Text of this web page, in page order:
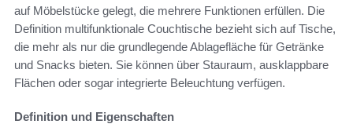
auf Möbelstücke gelegt, die mehrere Funktionen erfüllen. Die
Definition multifunktionale Couchtische bezieht sich auf Tische,
die mehr als nur die grundlegende Ablagefläche für Getränke
und Snacks bieten. Sie können über Stauraum, ausklappbare
Flächen oder sogar integrierte Beleuchtung verfügen.
Definition und Eigenschaften